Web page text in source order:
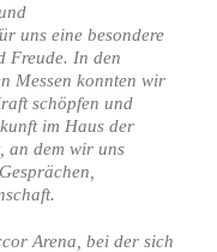
uns eine besondere
Freude. In den
Messen konnten wir
schöpfen und
im Haus der
an dem wir uns
Arena, bei der sich